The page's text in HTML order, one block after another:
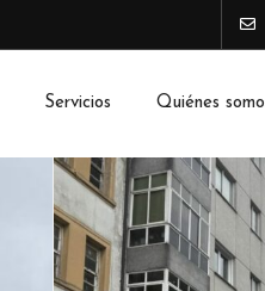
Servicios Quiénes